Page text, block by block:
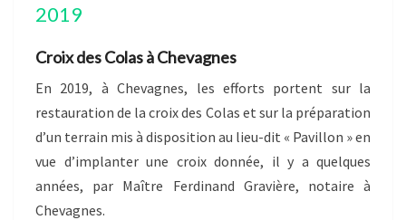
2019
Croix des Colas à Chevagnes
En 2019, à Chevagnes, les efforts portent sur la
restauration de la croix des Colas et sur la préparation
d’un terrain mis à disposition au lieu-dit « Pavillon » en
vue d’implanter une croix donnée, il y a quelques
années, par Maître Ferdinand Gravière, notaire à
Chevagnes.